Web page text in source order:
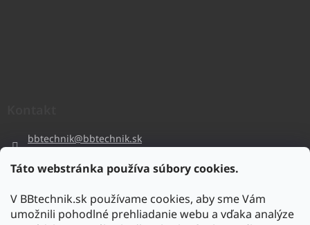
Táto webstránka používa súbory cookies.
V BBtechnik.sk používame cookies, aby sme Vám
umožnili pohodlné prehliadanie webu a vďaka analýze
bbtechnik@bbtechnik.sk
bbtechnik
https://www.youtube.com/@bb-techniks.r.o.7746